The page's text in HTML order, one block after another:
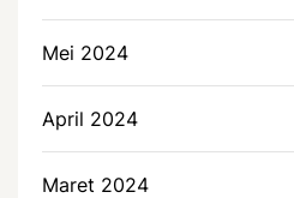
Mei 2024
April 2024
Maret 2024